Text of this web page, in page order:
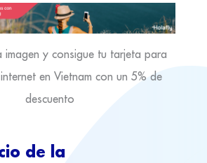
imagen y consigue tu tarjeta para
en Vietnam con un 5% de
descuento
de la